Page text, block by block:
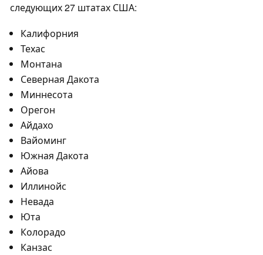
следующих 27 штатах США:
Калифорния
Техас
Монтана
Северная Дакота
Миннесота
Орегон
Айдахо
Вайоминг
Южная Дакота
Айова
Иллинойс
Невада
Юта
Колорадо
Канзас